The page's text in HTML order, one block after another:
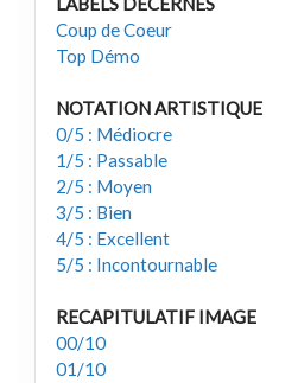
Coup de Coeur
Top Démo
NOTATION ARTISTIQUE
0/5 : Médiocre
1/5 : Passable
2/5 : Moyen
3/5 : Bien
4/5 : Excellent
5/5 : Incontournable
RECAPITULATIF IMAGE
00/10
01/10